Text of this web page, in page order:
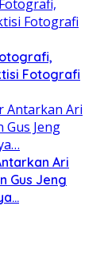
Fotografi
Ari
Gus Jeng